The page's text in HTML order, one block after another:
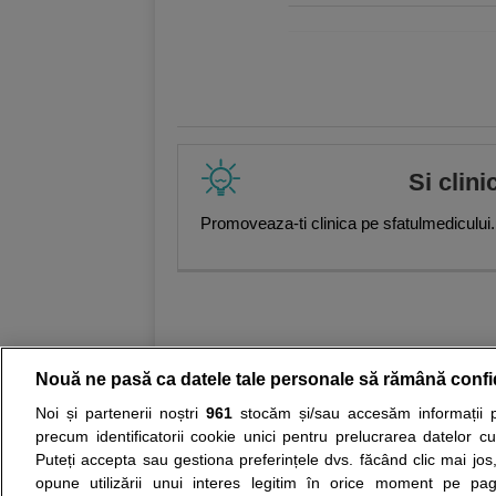
Iuliana
Si
Promoveaza-ti clinica pe
Resurse: Autoevaluare simptome
Opiniile avizate ale medicilor, sfaturile si orice alte
nici diagnosticul stabilit in urma investigatiilor si
Nouă ne pasă ca datele tale personale să rămână
Noi și partenerii noștri 961stocăm și/sau accesăm informații
precum identificatorii cookie unici pentru prelucrarea datelor
Puteți accepta sau gestiona preferințele dvs. făcând clic mai
opune utilizării unui interes legitim în orice moment pe